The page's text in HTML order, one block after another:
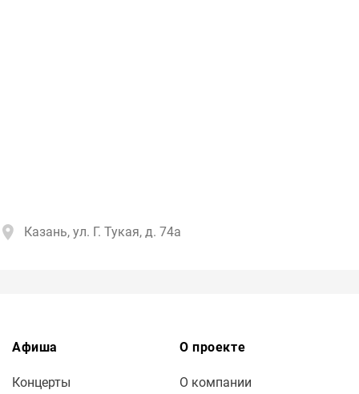
Казань, ул. Г. Тукая, д. 74а
Афиша
Концерты
О проекте
О компании